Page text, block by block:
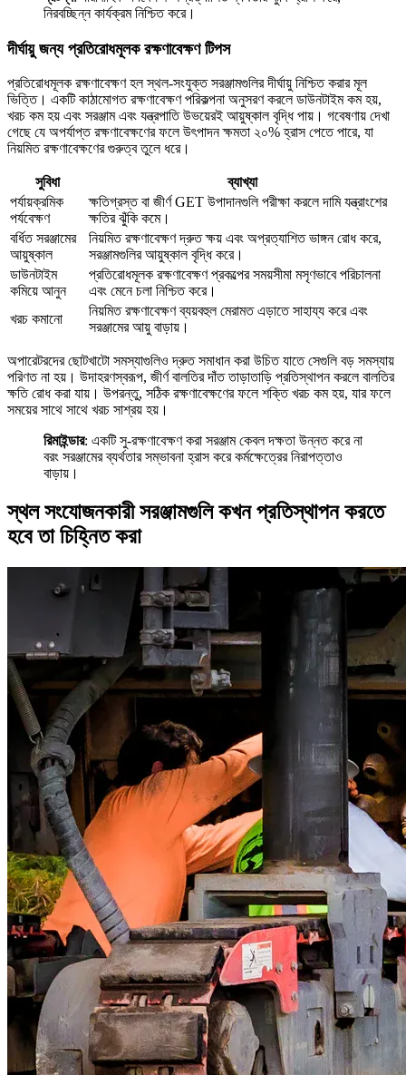
নিরবচ্ছিন্ন কার্যক্রম নিশ্চিত করে।
দীর্ঘায়ু জন্য প্রতিরোধমূলক রক্ষণাবেক্ষণ টিপস
প্রতিরোধমূলক রক্ষণাবেক্ষণ হল স্থল-সংযুক্ত সরঞ্জামগুলির দীর্ঘায়ু নিশ্চিত করার মূল
ভিত্তি। একটি কাঠামোগত রক্ষণাবেক্ষণ পরিকল্পনা অনুসরণ করলে ডাউনটাইম কম হয়,
খরচ কম হয় এবং সরঞ্জাম এবং যন্ত্রপাতি উভয়েরই আয়ুষ্কাল বৃদ্ধি পায়। গবেষণায় দেখা
গেছে যে অপর্যাপ্ত রক্ষণাবেক্ষণের ফলে উৎপাদন ক্ষমতা ২০% হ্রাস পেতে পারে, যা
নিয়মিত রক্ষণাবেক্ষণের গুরুত্ব তুলে ধরে।
সুবিধা
ব্যাখ্যা
পর্যায়ক্রমিক
পর্যবেক্ষণ
ক্ষতিগ্রস্ত বা জীর্ণ GET উপাদানগুলি পরীক্ষা করলে দামি যন্ত্রাংশের
ক্ষতির ঝুঁকি কমে।
বর্ধিত সরঞ্জামের
আয়ুষ্কাল
নিয়মিত রক্ষণাবেক্ষণ দ্রুত ক্ষয় এবং অপ্রত্যাশিত ভাঙ্গন রোধ করে,
সরঞ্জামগুলির আয়ুষ্কাল বৃদ্ধি করে।
ডাউনটাইম
কমিয়ে আনুন
প্রতিরোধমূলক রক্ষণাবেক্ষণ প্রকল্পের সময়সীমা মসৃণভাবে পরিচালনা
এবং মেনে চলা নিশ্চিত করে।
খরচ কমানো
নিয়মিত রক্ষণাবেক্ষণ ব্যয়বহুল মেরামত এড়াতে সাহায্য করে এবং
সরঞ্জামের আয়ু বাড়ায়।
অপারেটরদের ছোটখাটো সমস্যাগুলিও দ্রুত সমাধান করা উচিত যাতে সেগুলি বড় সমস্যায়
পরিণত না হয়। উদাহরণস্বরূপ, জীর্ণ বালতির দাঁত তাড়াতাড়ি প্রতিস্থাপন করলে বালতির
ক্ষতি রোধ করা যায়। উপরন্তু, সঠিক রক্ষণাবেক্ষণের ফলে শক্তি খরচ কম হয়, যার ফলে
সময়ের সাথে সাথে খরচ সাশ্রয় হয়।
রিমাইন্ডার: একটি সু-রক্ষণাবেক্ষণ করা সরঞ্জাম কেবল দক্ষতা উন্নত করে না
বরং সরঞ্জামের ব্যর্থতার সম্ভাবনা হ্রাস করে কর্মক্ষেত্রের নিরাপত্তাও
বাড়ায়।
স্থল সংযোজনকারী সরঞ্জামগুলি কখন প্রতিস্থাপন করতে
হবে তা চিহ্নিত করা